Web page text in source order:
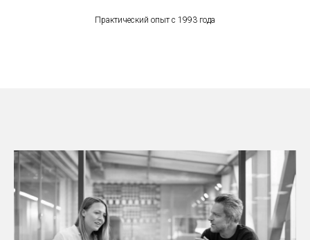
Практический опыт с 1993 года